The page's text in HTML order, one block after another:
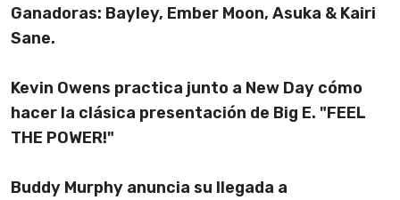
Ganadoras: Bayley, Ember Moon, Asuka & Kairi
Sane.
Kevin Owens practica junto a New Day cómo
hacer la clásica presentación de Big E. "FEEL
THE POWER!"
Buddy Murphy anuncia su llegada a